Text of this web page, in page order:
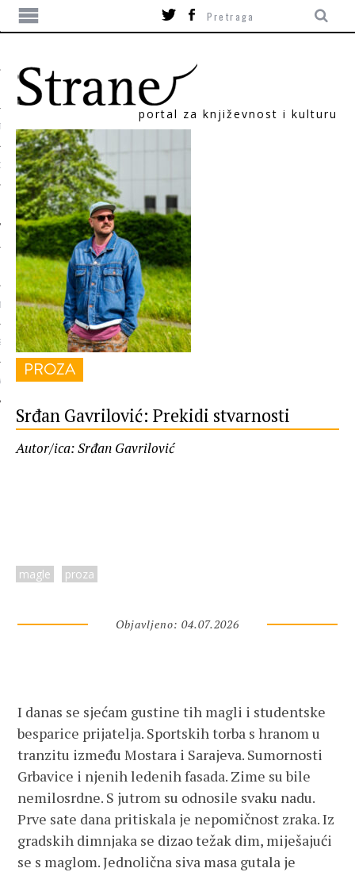
portal za književnost i kulturu
PROZA
Srđan Gavrilović: Prekidi stvarnosti
Autor/ica: Srđan Gavrilović
magle proza
Objavljeno: 04.07.2026
I danas se sjećam gustine tih magli i studentske
besparice prijatelja. Sportskih torba s hranom u
tranzitu između Mostara i Sarajeva. Sumornosti
Grbavice i njenih ledenih fasada. Zime su bile
nemilosrdne. S jutrom su odnosile svaku nadu.
Prve sate dana pritiskala je nepomičnost zraka. Iz
gradskih dimnjaka se dizao težak dim, miješajući
se s maglom. Jednolična siva masa gutala je